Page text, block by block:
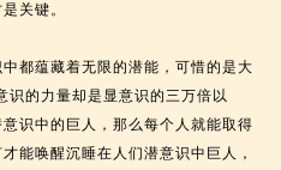
关键。
都蕴藏着无限的潜能，可惜的是大
识的力量却是显意识的三万倍以
识中的巨人，那么每个人就能取得
能唤醒沉睡在人们潜意识中巨人，